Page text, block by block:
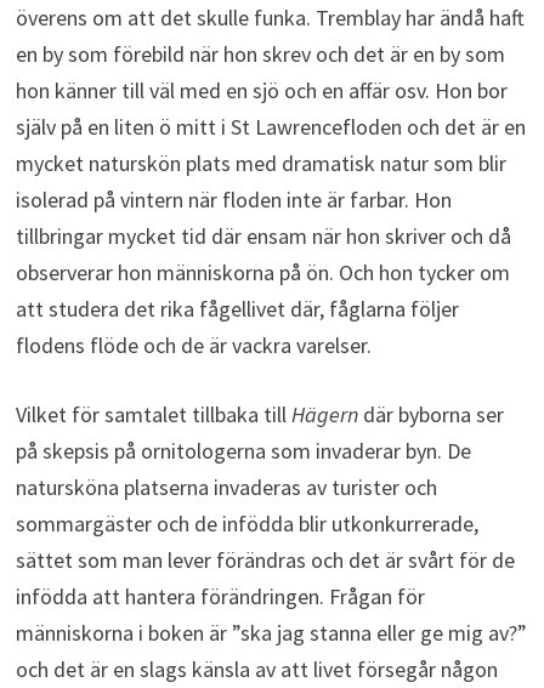
överens om att det skulle funka. Tremblay har ändå haft
en by som förebild när hon skrev och det är en by som
hon känner till väl med en sjö och en affär osv. Hon bor
själv på en liten ö mitt i St Lawrencefloden och det är en
mycket naturskön plats med dramatisk natur som blir
isolerad på vintern när floden inte är farbar. Hon
tillbringar mycket tid där ensam när hon skriver och då
observerar hon människorna på ön. Och hon tycker om
att studera det rika fågellivet där, fåglarna följer
flodens flöde och de är vackra varelser.
Vilket för samtalet tillbaka tillHägern där byborna ser
på skepsis på ornitologerna som invaderar byn. De
natursköna platserna invaderas av turister och
sommargäster och de infödda blir utkonkurrerade,
sättet som man lever förändras och det är svårt för de
infödda att hantera förändringen. Frågan för
människorna i boken är ”ska jag stanna eller ge mig av?”
och det är en slags känsla av att livet försegår någon